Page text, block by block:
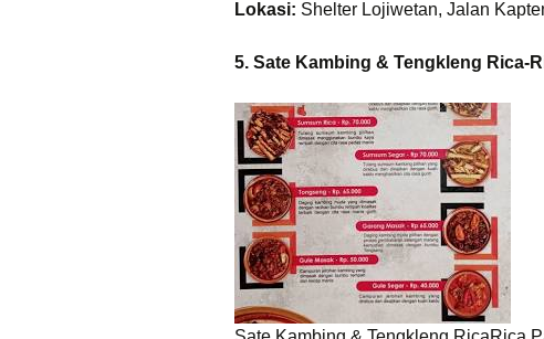
Lokasi: Shelter Lojiwetan, Jalan
5. Sate Kambing & Tengkleng Rica-